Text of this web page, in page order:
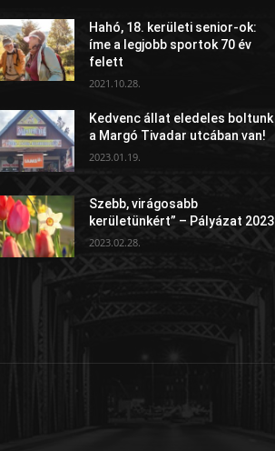
Hahó, 18. kerületi senior-ok:
íme a legjobb sportok 70 év
felett
2021.10.28.
Kedvenc állat eledeles boltunk
a Margó Tivadar utcában van!
2023.01.19.
Szebb, virágosabb
kerületünkért” – Pályázat 2023
2023.02.28.